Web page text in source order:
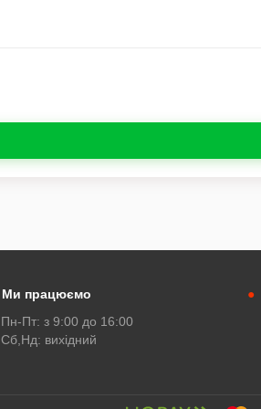
Ми працюємо
Пн-Пт: з 9:00 до 16:00
Сб,Нд: вихідний
●